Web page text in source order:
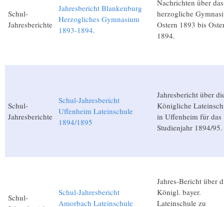
Schul-
Jahresberichte
Jahresbericht Blankenburg
Herzogliches Gymnasium
1893-1894.
Nachrichten über das
herzogliche
Ostern 1893 bis
1894.
Schul-
Jahresberichte
Schul-Jahresbericht
Uffenheim Lateinschule
1894/1895
Jahresbericht über
Königliche
in Uffenheim für das
Studienjahr 1894/95.
Schul-
Schul-Jahresbericht
Amorbach Lateinschule
Jahres-Bericht über
Königl. bayer.
Lateinschule zu